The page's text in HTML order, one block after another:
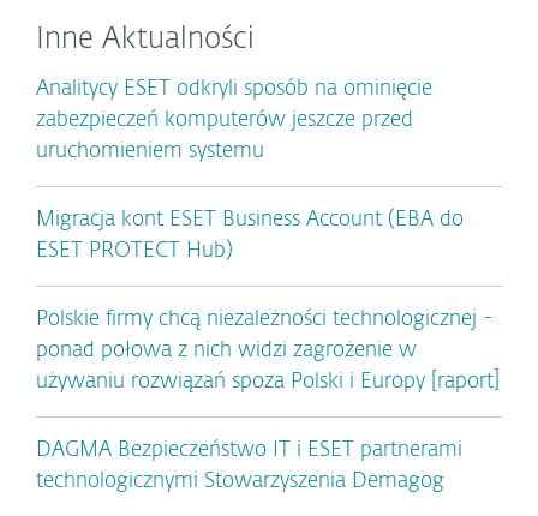
Inne Aktualności
Analitycy ESET odkryli sposób na ominięcie
zabezpieczeń komputerów jeszcze przed
uruchomieniem systemu
Migracja kont ESET Business Account (EBA do
ESET PROTECT Hub)
Polskie firmy chcą niezależności technologicznej -
ponad połowa z nich widzi zagrożenie w
używaniu rozwiązań spoza Polski i Europy [raport]
DAGMA Bezpieczeństwo IT i ESET partnerami
technologicznymi Stowarzyszenia Demagog